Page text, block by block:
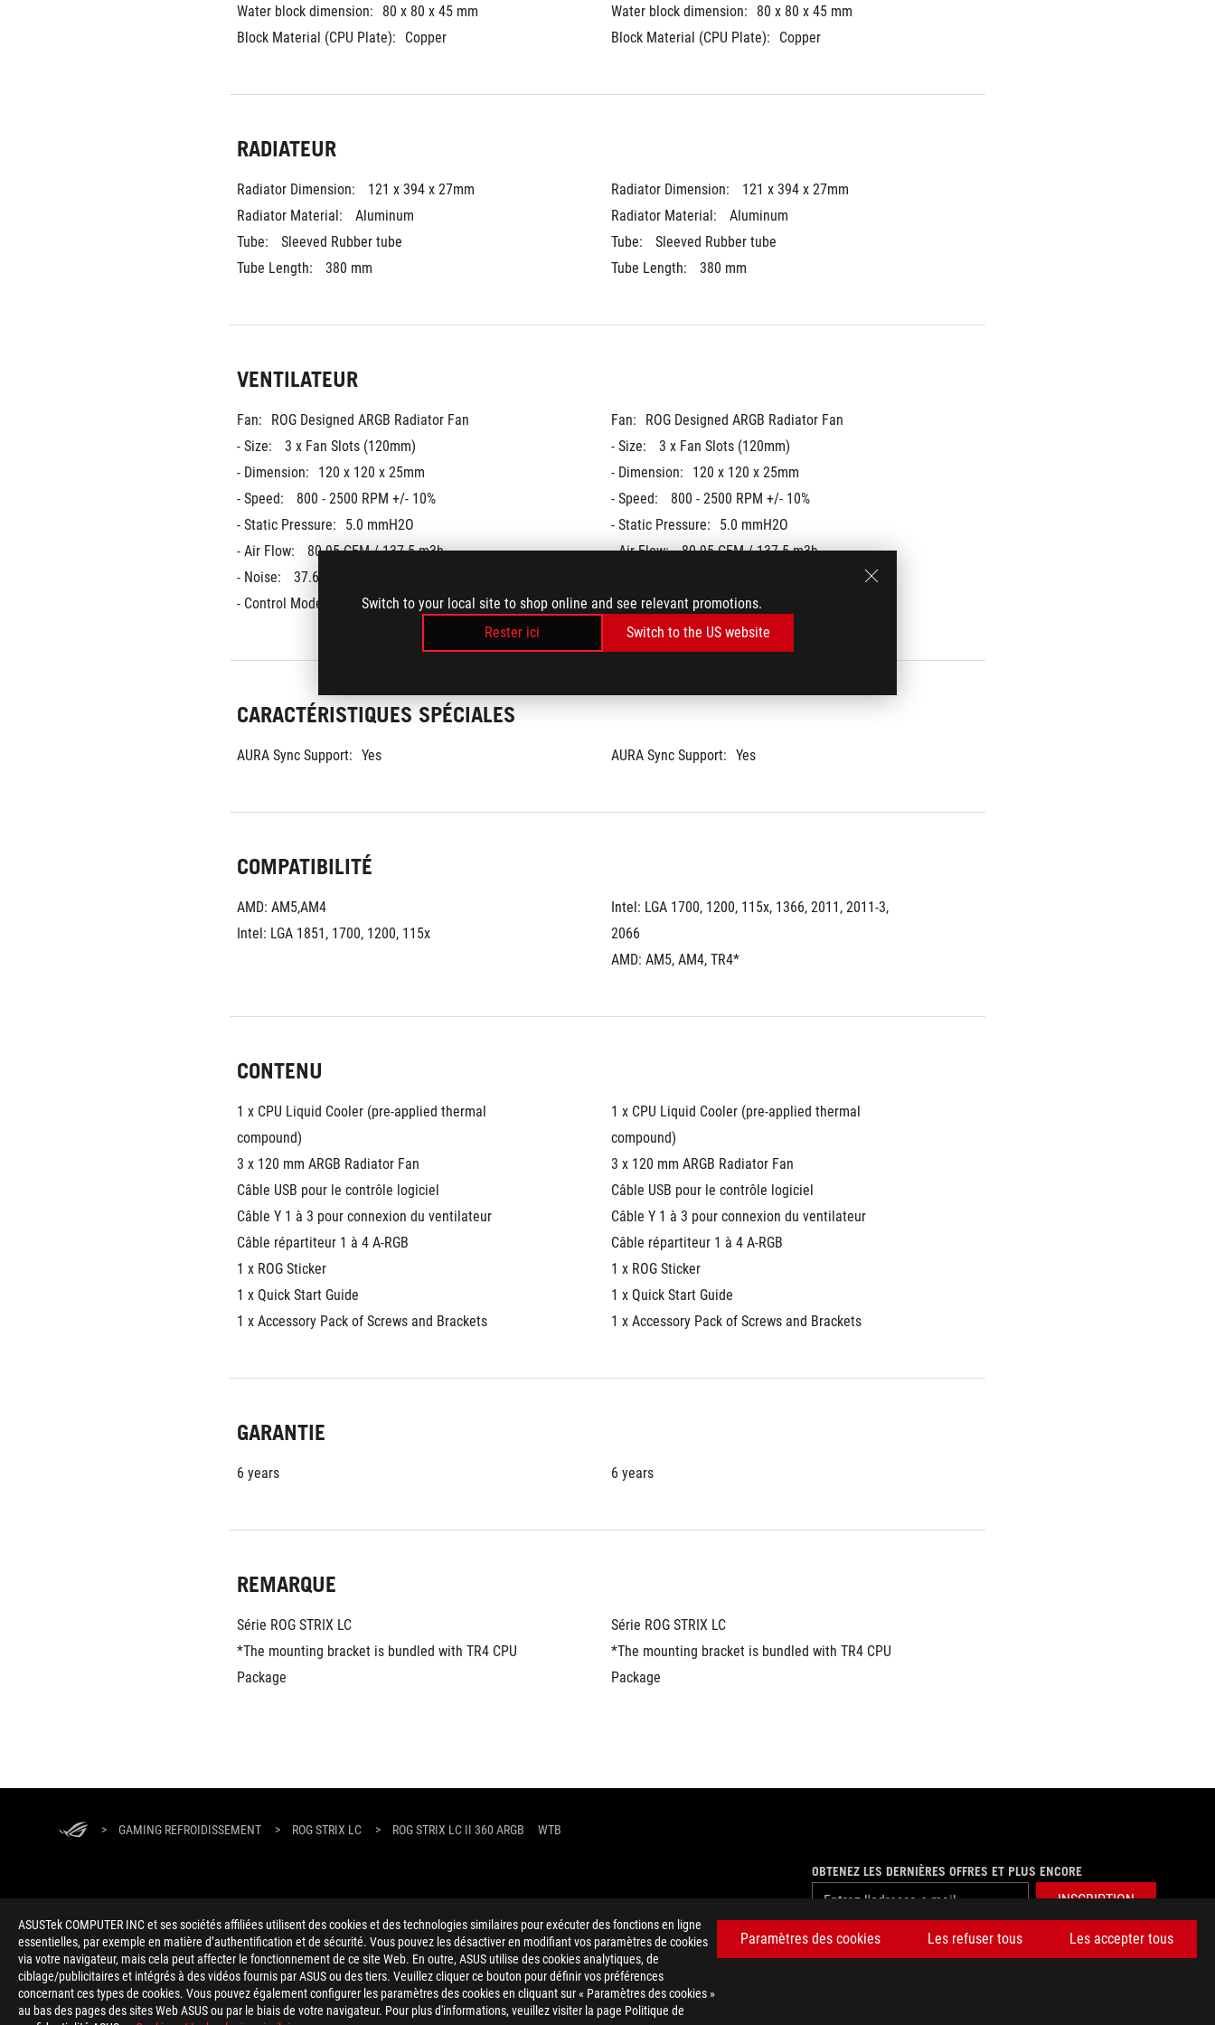
ASUSTek COMPUTER INC et ses sociétés affiliées utilisent des cookies et des technologies similaires pour exécuter des fonctions en ligne
essentielles, par exemple en matière d’authentification et de sécurité. Vous pouvez les désactiver en modifiant vos paramètres de cookies
via votre navigateur, mais cela peut affecter le fonctionnement de ce site Web. En outre, ASUS utilise des cookies analytiques, de
ciblage/publicitaires et intégrés à des vidéos fournis par ASUS ou des tiers. Veuillez cliquer ce bouton pour définir vos préférences
concernant ces types de cookies. Vous pouvez également configurer les paramètres des cookies en cliquant sur « Paramètres des cookies »
au bas des pages des sites Web ASUS ou par le biais de votre navigateur. Pour plus d'informations, veuillez visiter la page Politique de
Paramètres des cookies Les refuser tous Les accepter tous
Switch to your local site to shop online and see relevant promotions.
Rester ici
Switch to the US website
Water block dimension:
80 x 80 x 45 mm
Block Material (CPU Plate):
Copper
Water block dimension:
80 x 80 x 45 mm
Block Material (CPU Plate):
Copper
RADIATEUR
Radiator Dimension:
121 x 394 x 27mm
Radiator Material:
Aluminum
Tube:
Sleeved Rubber tube
Tube Length:
380 mm
Radiator Dimension:
121 x 394 x 27mm
Radiator Material:
Aluminum
Tube:
Sleeved Rubber tube
Tube Length:
380 mm
VENTILATEUR
Fan:
ROG Designed ARGB Radiator Fan
- Size:
3 x Fan Slots (120mm)
- Dimension:
120 x 120 x 25mm
- Speed:
800 - 2500 RPM +/- 10%
- Static Pressure:
5.0 mmH2O
- Air Flow:
80.95 CFM / 137.5 m3h
- Noise:
37.6 dB(A)
- Control Mode:
PWM/ DC
Fan:
ROG Designed ARGB Radiator Fan
- Size:
3 x Fan Slots (120mm)
- Dimension:
120 x 120 x 25mm
- Speed:
800 - 2500 RPM +/- 10%
- Static Pressure:
5.0 mmH2O
- Air Flow: 80.95 CFM / 137.5 m3h
- Control Mode: PWM/ DC
CARACTÉRISTIQUES SPÉCIALES
AURA Sync Support: Yes AURA Sync Support: Yes
COMPATIBILITÉ
AMD: AM5,AM4
Intel: LGA 1851, 1700, 1200, 115x
Intel: LGA 1700, 1200, 115x, 1366, 2011, 2011-3,
2066
AMD: AM5, AM4, TR4*
CONTENU
1 x CPU Liquid Cooler (pre-applied thermal
compound)
3 x 120 mm ARGB Radiator Fan
Câble USB pour le contrôle logiciel
Câble Y 1 à 3 pour connexion du ventilateur
Câble répartiteur 1 à 4 A-RGB
1 x ROG Sticker
1 x Quick Start Guide
1 x Accessory Pack of Screws and Brackets
1 x CPU Liquid Cooler (pre-applied thermal
compound)
3 x 120 mm ARGB Radiator Fan
Câble USB pour le contrôle logiciel
Câble Y 1 à 3 pour connexion du ventilateur
Câble répartiteur 1 à 4 A-RGB
1 x ROG Sticker
1 x Quick Start Guide
1 x Accessory Pack of Screws and Brackets
GARANTIE
6 years 6 years
REMARQUE
Série ROG STRIX LC
*The mounting bracket is bundled with TR4 CPU
Package
Série ROG STRIX LC
*The mounting bracket is bundled with TR4 CPU
Package
> GAMING REFROIDISSEMENT > ROG STRIX LC > ROG STRIX LC II 360 ARGB WTB
OBTENEZ LES DERNIÈRES OFFRES ET PLUS ENCORE
INSCRIPTION
ABOUT ROG HOME NEWSROOM tiktok